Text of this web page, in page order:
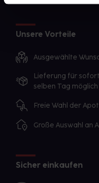
Unsere Vorteile
Ausgewählte
Lieferung für
selben Tag möglich
Freie Wahl der
Große Auswahl an
Sicher einkaufen